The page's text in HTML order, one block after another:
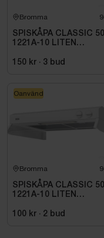
Bromma
SPISKÅPA CLASSIC
1221A-10 LITEN
150 kr · 3 bud
Bromma
SPISKÅPA CLASSIC
1221A-10 LITEN
100 kr · 2 bud
Oanvänd